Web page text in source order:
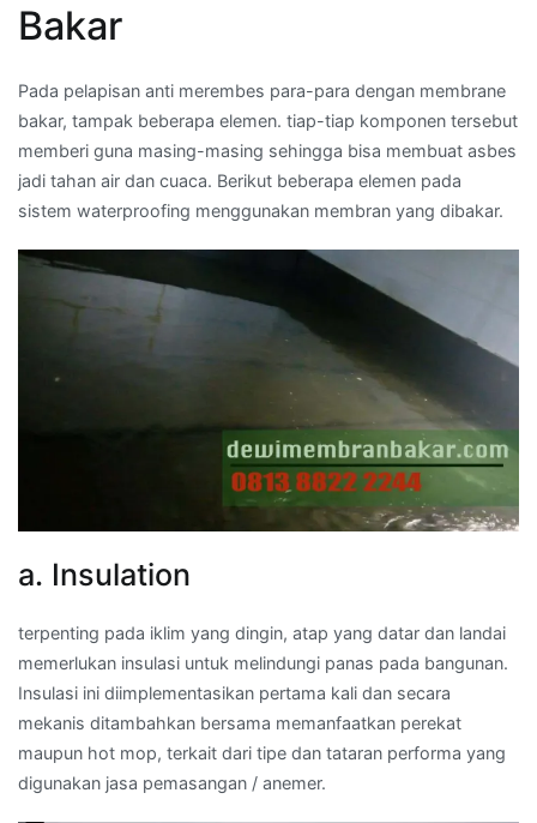
Bakar
Pada pelapisan anti merembes para-para dengan membrane
bakar, tampak beberapa elemen. tiap-tiap komponen tersebut
memberi guna masing-masing sehingga bisa membuat asbes
jadi tahan air dan cuaca. Berikut beberapa elemen pada
sistem waterproofing menggunakan membran yang dibakar.
a. Insulation
terpenting pada iklim yang dingin, atap yang datar dan landai
memerlukan insulasi untuk melindungi panas pada bangunan.
Insulasi ini diimplementasikan pertama kali dan secara
mekanis ditambahkan bersama memanfaatkan perekat
maupun hot mop, terkait dari tipe dan tataran performa yang
digunakan jasa pemasangan / anemer.